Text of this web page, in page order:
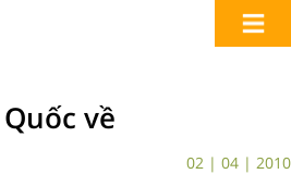
về
02 | 04 | 2010